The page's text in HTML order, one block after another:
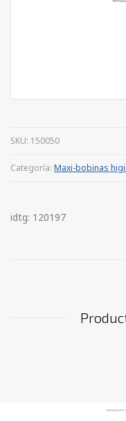
SKU: 150050
Categoría: Maxi-bobinas
idtg: 120197